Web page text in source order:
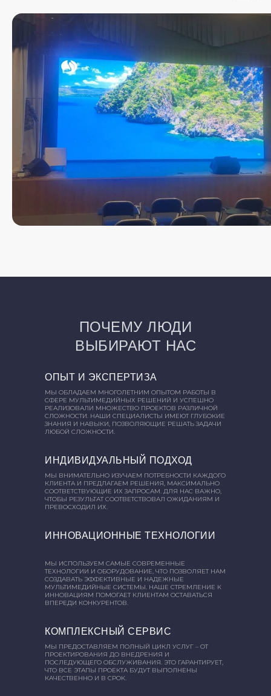
МЫ ПРЕДОСТАВЛЯЕМ ПОЛНЫЙ ЦИКЛ УСЛУГ – ОТ
ПРОЕКТИРОВАНИЯ ДО ВНЕДРЕНИЯ И
ПОСЛЕДУЮЩЕГО ОБСЛУЖИВАНИЯ. ЭТО ГАРАНТИРУЕТ,
ЧТО ВСЕ ЭТАПЫ ПРОЕКТА БУДУТ ВЫПОЛНЕНЫ
КАЧЕСТВЕННО И В СРОК.
КОМПЛЕКСНЫЙ СЕРВИС
МЫ ИСПОЛЬЗУЕМ САМЫЕ СОВРЕМЕННЫЕ
ТЕХНОЛОГИИ И ОБОРУДОВАНИЕ, ЧТО ПОЗВОЛЯЕТ НАМ
СОЗДАВАТЬ ЭФФЕКТИВНЫЕ И НАДЕЖНЫЕ
МУЛЬТИМЕДИЙНЫЕ СИСТЕМЫ. НАШЕ СТРЕМЛЕНИЕ К
ИННОВАЦИЯМ ПОМОГАЕТ КЛИЕНТАМ ОСТАВАТЬСЯ
ВПЕРЕДИ КОНКУРЕНТОВ.
ИННОВАЦИОННЫЕ ТЕХНОЛОГИИ
МЫ ВНИМАТЕЛЬНО ИЗУЧАЕМ ПОТРЕБНОСТИ КАЖДОГО
КЛИЕНТА И ПРЕДЛАГАЕМ РЕШЕНИЯ, МАКСИМАЛЬНО
СООТВЕТСТВУЮЩИЕ ИХ ЗАПРОСАМ. ДЛЯ НАС ВАЖНО,
ЧТОБЫ РЕЗУЛЬТАТ СООТВЕТСТВОВАЛ ОЖИДАНИЯМ И
ПРЕВОСХОДИЛ ИХ.
ИНДИВИДУАЛЬНЫЙ ПОДХОД
МЫ ОБЛАДАЕМ МНОГОЛЕТНИМ ОПЫТОМ РАБОТЫ В
СФЕРЕ МУЛЬТИМЕДИЙНЫХ РЕШЕНИЙ И УСПЕШНО
РЕАЛИЗОВАЛИ МНОЖЕСТВО ПРОЕКТОВ РАЗЛИЧНОЙ
СЛОЖНОСТИ. НАШИ СПЕЦИАЛИСТЫ ИМЕЮТ ГЛУБОКИЕ
ЗНАНИЯ И НАВЫКИ, ПОЗВОЛЯЮЩИЕ РЕШАТЬ ЗАДАЧИ
ЛЮБОЙ СЛОЖНОСТИ.
ОПЫТ И ЭКСПЕРТИЗА
ПОЧЕМУ ЛЮДИ
ВЫБИРАЮТ НАС